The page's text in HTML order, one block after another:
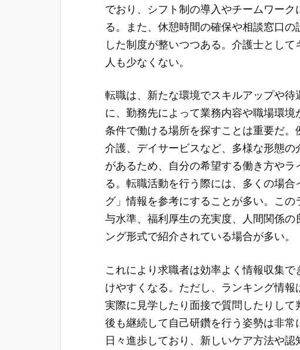
でおり、シフト制の導入やチームワー
る。また、休憩時間の確保や相談窓口
した制度が整いつつある。介護士とし
人も少なくない。
転職は、新たな環境でスキルアップや
に、勤務先によって業務内容や職場環
条件で働ける場所を探すことは重要だ
介護、デイサービスなど、多様な形態
があるため、自分の希望する働き方や
る。転職活動を行う際には、多くの場
グ」情報を参考にすることが多い。こ
与水準、福利厚生の充実度、人間関係
ング形式で紹介されている場合が多い。
これにより求職者は効率よく情報収集
けやすくなる。ただし、ランキング情
実際に見学したり面接で質問したりし
後も継続して自己研鑽を行う姿勢は非
日々進歩しており、新しいケア方法や